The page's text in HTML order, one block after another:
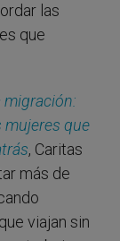
las
que
migración:
mujeres que
, Caritas
más de
viajan sin